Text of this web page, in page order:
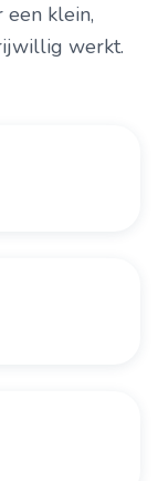
klein,
werkt.